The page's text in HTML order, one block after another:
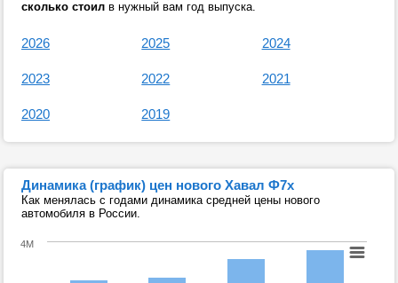
сколько стоил в нужный вам год выпуска.
2026 2025 2024
2023 2022 2021
2020 2019
Динамика (график) цен нового Хавал Ф7х
Как менялась с годами динамика средней цены нового
автомобиля в России.
4M